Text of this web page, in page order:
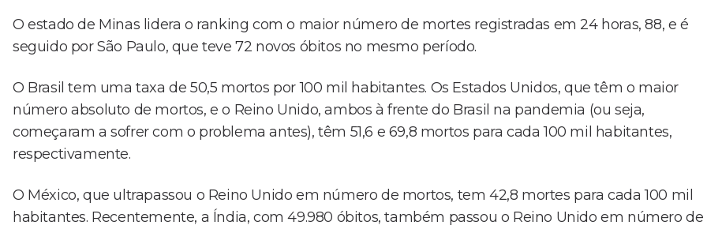
O estado de Minas lidera o ranking com o maior número de mortes registradas em 24 horas, 88, e é
seguido por São Paulo, que teve 72 novos óbitos no mesmo período.
O Brasil tem uma taxa de 50,5 mortos por 100 mil habitantes. Os Estados Unidos, que têm o maior
número absoluto de mortos, e o Reino Unido, ambos à frente do Brasil na pandemia (ou seja,
começaram a sofrer com o problema antes), têm 51,6 e 69,8 mortos para cada 100 mil habitantes,
respectivamente.
O México, que ultrapassou o Reino Unido em número de mortos, tem 42,8 mortes para cada 100 mil
habitantes. Recentemente, a Índia, com 49.980 óbitos, também passou o Reino Unido em número de